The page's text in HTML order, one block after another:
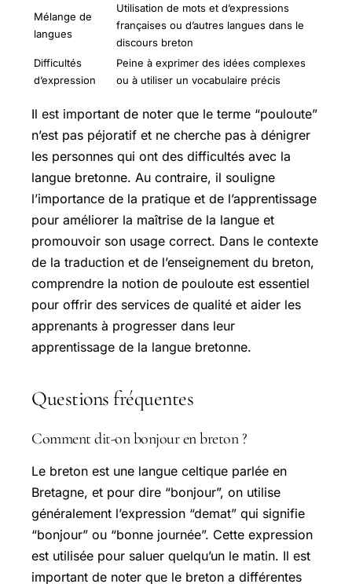
Mélange de
langues
Utilisation de mots et d’expressions
françaises ou d’autres langues dans le
discours breton
Difficultés
d’expression
Peine à exprimer des idées complexes
ou à utiliser un vocabulaire précis
Il est important de noter que le terme “pouloute”
n’est pas péjoratif et ne cherche pas à dénigrer
les personnes qui ont des difficultés avec la
langue bretonne. Au contraire, il souligne
l’importance de la pratique et de l’apprentissage
pour améliorer la maîtrise de la langue et
promouvoir son usage correct. Dans le contexte
de la traduction et de l’enseignement du breton,
comprendre la notion de pouloute est essentiel
pour offrir des services de qualité et aider les
apprenants à progresser dans leur
apprentissage de la langue bretonne.
Questions fréquentes
Comment dit-on bonjour en breton ?
Le breton est une langue celtique parlée en
Bretagne, et pour dire “bonjour”, on utilise
généralement l’expression “demat” qui signifie
“bonjour” ou “bonne journée”. Cette expression
est utilisée pour saluer quelqu’un le matin. Il est
important de noter que le breton a différentes